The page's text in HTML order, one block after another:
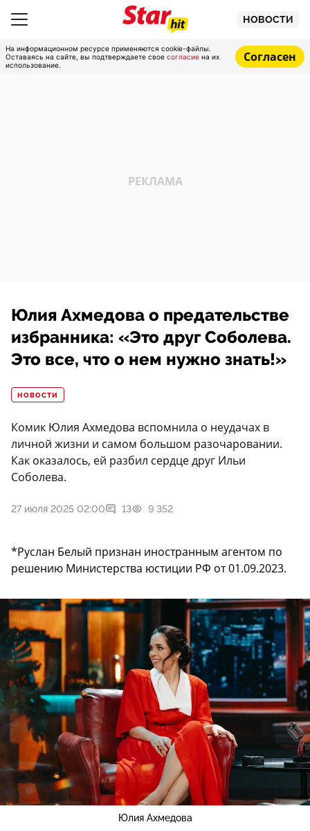
НОВОСТИ
На информационном ресурсе применяются cookie-файлы.
Оставаясь на сайте, вы подтверждаете свое согласие на их
использование.
Согласен
Юлия Ахмедова о предательстве
избранника: «Это друг Соболева.
Это все, что о нем нужно знать!»
НОВОСТИ
Комик Юлия Ахмедова вспомнила о неудачах в
личной жизни и самом большом разочаровании.
Как оказалось, ей разбил сердце друг Ильи
Соболева.
27 июля 2025 02:00 13 9 352
*Руслан Белый признан иностранным агентом по
решению Министерства юстиции РФ от 01.09.2023.
Юлия Ахмедова